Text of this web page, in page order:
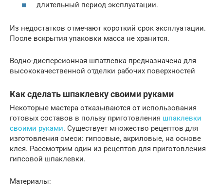
длительный период эксплуатации.
Из недостатков отмечают короткий срок эксплуатации.
После вскрытия упаковки масса не хранится.
Водно-дисперсионная шпатлевка предназначена для
высококачественной отделки рабочих поверхностей
Как сделать шпаклевку своими руками
Некоторые мастера отказываются от использования
готовых составов в пользу приготовления шпаклевки
своими руками. Существует множество рецептов для
изготовления смеси: гипсовые, акриловые, на основе
клея. Рассмотрим один из рецептов для приготовления
гипсовой шпаклевки.
Материалы: